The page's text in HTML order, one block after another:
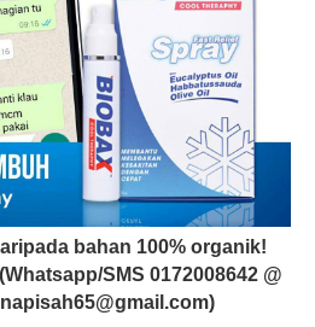
bahan 100% organik!
SMS 0172008642 @